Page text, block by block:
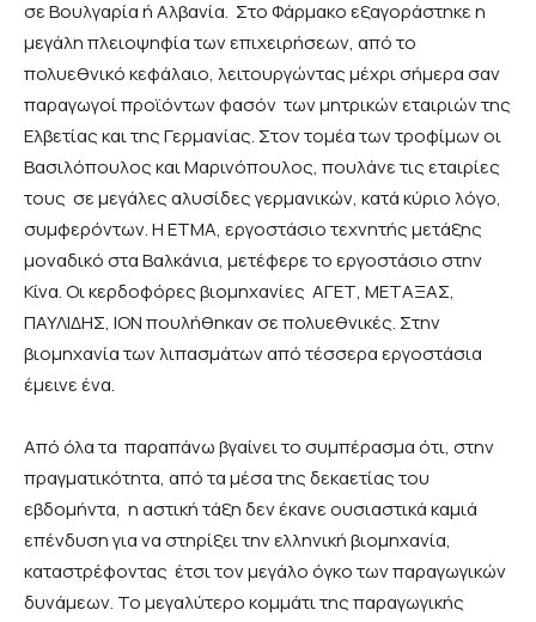
σε Βουλγαρία ή Αλβανία. Στο Φάρμακο εξαγοράστηκε η
μεγάλη πλειοψηφία των επιχειρήσεων, από το
πολυεθνικό κεφάλαιο, λειτουργώντας μέχρι σήμερα σαν
παραγωγοί προϊόντων φασόν των μητρικών εταιριών της
Ελβετίας και της Γερμανίας. Στον τομέα των τροφίμων οι
Βασιλόπουλος και Μαρινόπουλος, πουλάνε τις εταιρίες
τους σε μεγάλες αλυσίδες γερμανικών, κατά κύριο λόγο,
συμφερόντων. Η ΕΤΜΑ, εργοστάσιο τεχνητής μετάξης
μοναδικό στα Βαλκάνια, μετέφερε το εργοστάσιο στην
Κίνα. Οι κερδοφόρες βιομηχανίες ΑΓΕΤ, ΜΕΤΑΞΑΣ,
ΠΑΥΛΙΔΗΣ, ΙΟΝ πουλήθηκαν σε πολυεθνικές. Στην
βιομηχανία των λιπασμάτων από τέσσερα εργοστάσια
έμεινε ένα.
Από όλα τα παραπάνω βγαίνει το συμπέρασμα ότι, στην
πραγματικότητα, από τα μέσα της δεκαετίας του
εβδομήντα, η αστική τάξη δεν έκανε ουσιαστικά καμιά
επένδυση για να στηρίξει την ελληνική βιομηχανία,
καταστρέφοντας έτσι τον μεγάλο όγκο των παραγωγικών
δυνάμεων. Το μεγαλύτερο κομμάτι της παραγωγικής